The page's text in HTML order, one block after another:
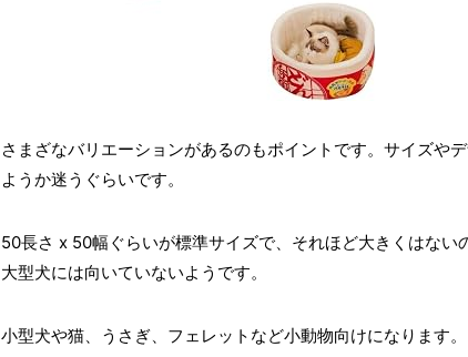
さまざなバリエーションがあるのもポイントです。サイズや
ようか迷うぐらいです。
50長さ x 50幅ぐらいが標準サイズで、それほど大きくはない
大型犬には向いていないようです。
小型犬や猫、うさぎ、フェレットなど小動物向けになります。